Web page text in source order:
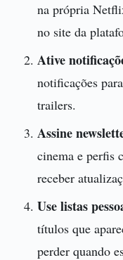
na própria
no site da
Ative
notificações
trailers.
Assine
cinema e perfis
receber
Use listas
títulos que
perder quando